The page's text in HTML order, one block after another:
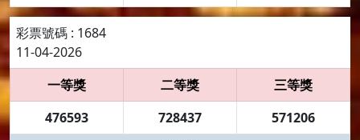
彩票號碼 : 1684
11-04-2026
一等獎
二等獎
三等獎
476593
728437
571206